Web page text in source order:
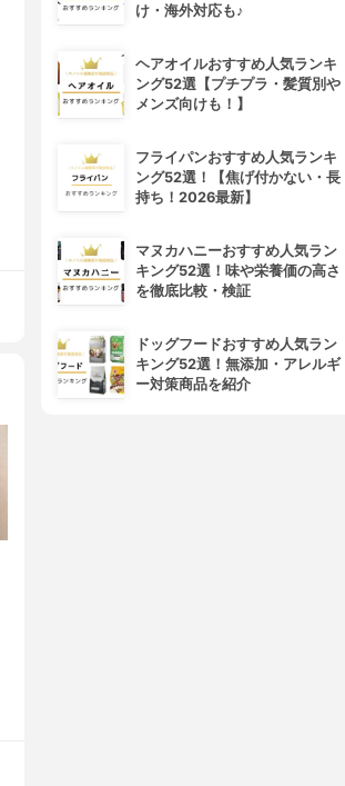
け・海外対応も♪
ヘアオイルおすすめ人気ランキ
ング52選【プチプラ・髪質別や
メンズ向けも！】
フライパンおすすめ人気ランキ
ング52選！【焦げ付かない・長
持ち！2026最新】
マヌカハニーおすすめ人気ラン
キング52選！味や栄養価の高さ
を徹底比較・検証
ドッグフードおすすめ人気ラン
キング52選！無添加・アレルギ
ー対策商品を紹介